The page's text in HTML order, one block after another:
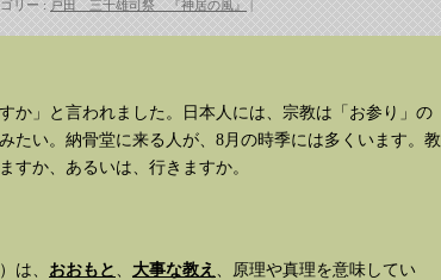
リー : 戸田 三千雄司祭 『神居の風』
か」と言われました。日本人には、宗教は「お参り」の
たい。納骨堂に来る人が、8月の時季には多くいます。教
すか、あるいは、行きますか。
は、 おおもと 、 大事な教え 、原理や真理を意味してい